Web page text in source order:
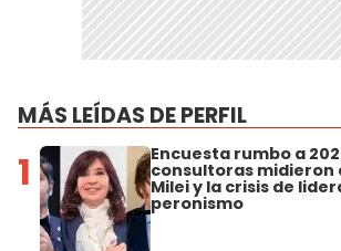
MÁS LEÍDAS DE PERFIL
1 Encuesta rumbo a
consultoras midieron
Milei y la crisis de
peronismo